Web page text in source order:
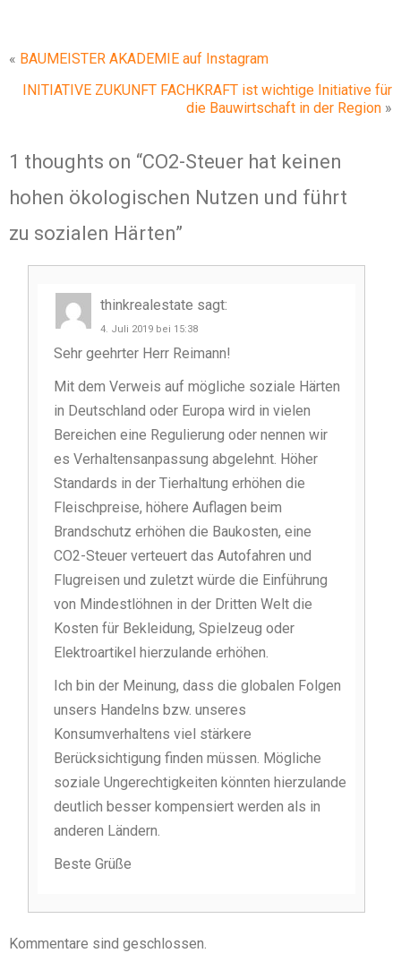
« BAUMEISTER AKADEMIE auf Instagram
INITIATIVE ZUKUNFT FACHKRAFT ist wichtige Initiative für
die Bauwirtschaft in der Region »
1 thoughts on “CO2-Steuer hat keinen
hohen ökologischen Nutzen und führt
zu sozialen Härten”
thinkrealestate sagt:
4. Juli 2019 bei 15:38
Sehr geehrter Herr Reimann!
Mit dem Verweis auf mögliche soziale Härten
in Deutschland oder Europa wird in vielen
Bereichen eine Regulierung oder nennen wir
es Verhaltensanpassung abgelehnt. Höher
Standards in der Tierhaltung erhöhen die
Fleischpreise, höhere Auflagen beim
Brandschutz erhöhen die Baukosten, eine
CO2-Steuer verteuert das Autofahren und
Flugreisen und zuletzt würde die Einführung
von Mindestlöhnen in der Dritten Welt die
Kosten für Bekleidung, Spielzeug oder
Elektroartikel hierzulande erhöhen.
Ich bin der Meinung, dass die globalen Folgen
unsers Handelns bzw. unseres
Konsumverhaltens viel stärkere
Berücksichtigung finden müssen. Mögliche
soziale Ungerechtigkeiten könnten hierzulande
deutlich besser kompensiert werden als in
anderen Ländern.
Beste Grüße
Kommentare sind geschlossen.